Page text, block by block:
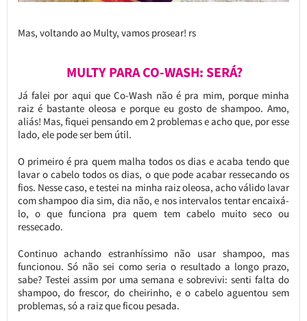
Mas, voltando ao Multy, vamos prosear! rs
MULTY PARA CO-WASH: SERÁ?
Já falei por aqui que Co-Wash não é pra mim, porque minha
raiz é bastante oleosa e porque eu gosto de shampoo. Amo,
aliás! Mas, fiquei pensando em 2 problemas e acho que, por esse
lado, ele pode ser bem útil.
O primeiro é pra quem malha todos os dias e acaba tendo que
lavar o cabelo todos os dias, o que pode acabar ressecando os
fios. Nesse caso, e testei na minha raiz oleosa, acho válido lavar
com shampoo dia sim, dia não, e nos intervalos tentar encaixá-
lo, o que funciona pra quem tem cabelo muito seco ou
ressecado.
Continuo achando estranhíssimo não usar shampoo, mas
funcionou. Só não sei como seria o resultado a longo prazo,
sabe? Testei assim por uma semana e sobrevivi: senti falta do
shampoo, do frescor, do cheirinho, e o cabelo aguentou sem
problemas, só a raiz que ficou pesada.